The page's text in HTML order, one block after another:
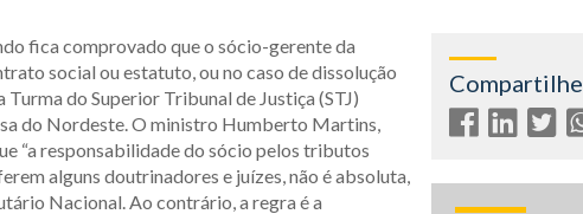
fica comprovado que o sócio-gerente da
social ou estatuto, ou no caso de dissolução
do Superior Tribunal de Justiça (STJ)
do Nordeste. O ministro Humberto Martins,
“a responsabilidade do sócio pelos tributos
alguns doutrinadores e juízes, não é absoluta,
Nacional. Ao contrário, a regra é a
Compartilhe